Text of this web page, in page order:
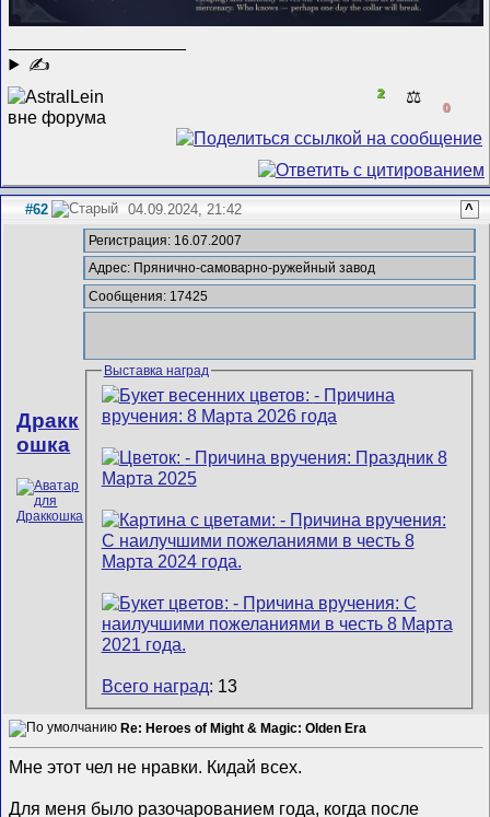
✍
2 ⚖️
0
#62 04.09.2024, 21:42 ^
Дракк
ошка
Регистрация: 16.07.2007
Адрес: Прянично-самоварно-ружейный завод
Сообщения: 17425
Выставка наград
Всего наград: 13
Re: Heroes of Might & Magic: Olden Era
Мне этот чел не нравки. Кидай всех.
Для меня было разочарованием года, когда после